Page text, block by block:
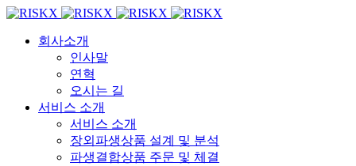
회사소개
인사말
연혁
오시는 길
서비스 소개
서비스 소개
장외파생상품 설계 및 분석
파생결합상품 주문 및 체결